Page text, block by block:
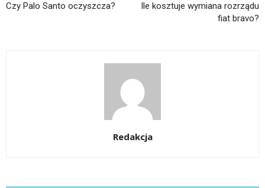
Czy Palo Santo oczyszcza?
Ile kosztuje wymiana rozrządu
fiat bravo?
Redakcja